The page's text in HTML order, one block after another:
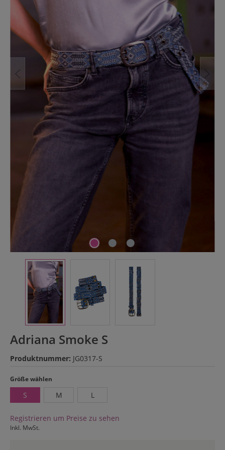
Adriana Smoke S
Produktnummer: JG0317-S
Größe wählen
S
M L
Registrieren um Preise zu sehen
Inkl. MwSt.